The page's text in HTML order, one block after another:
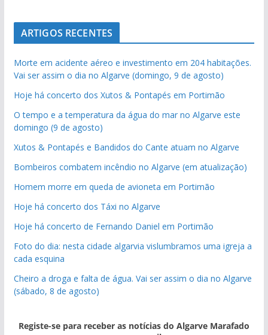
ARTIGOS RECENTES
Morte em acidente aéreo e investimento em 204 habitações.
Vai ser assim o dia no Algarve (domingo, 9 de agosto)
Hoje há concerto dos Xutos & Pontapés em Portimão
O tempo e a temperatura da água do mar no Algarve este
domingo (9 de agosto)
Xutos & Pontapés e Bandidos do Cante atuam no Algarve
Bombeiros combatem incêndio no Algarve (em atualização)
Homem morre em queda de avioneta em Portimão
Hoje há concerto dos Táxi no Algarve
Hoje há concerto de Fernando Daniel em Portimão
Foto do dia: nesta cidade algarvia vislumbramos uma igreja a
cada esquina
Cheiro a droga e falta de água. Vai ser assim o dia no Algarve
(sábado, 8 de agosto)
Registe-se para receber as notícias do Algarve Marafado